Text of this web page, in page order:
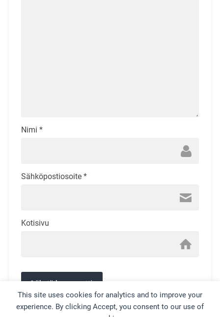
This site uses cookies for analytics and to improve your
experience. By clicking Accept, you consent to our use of
Nimi *
Sähköpostiosoite *
Kotisivu
This site uses Akismet to reduce spam.